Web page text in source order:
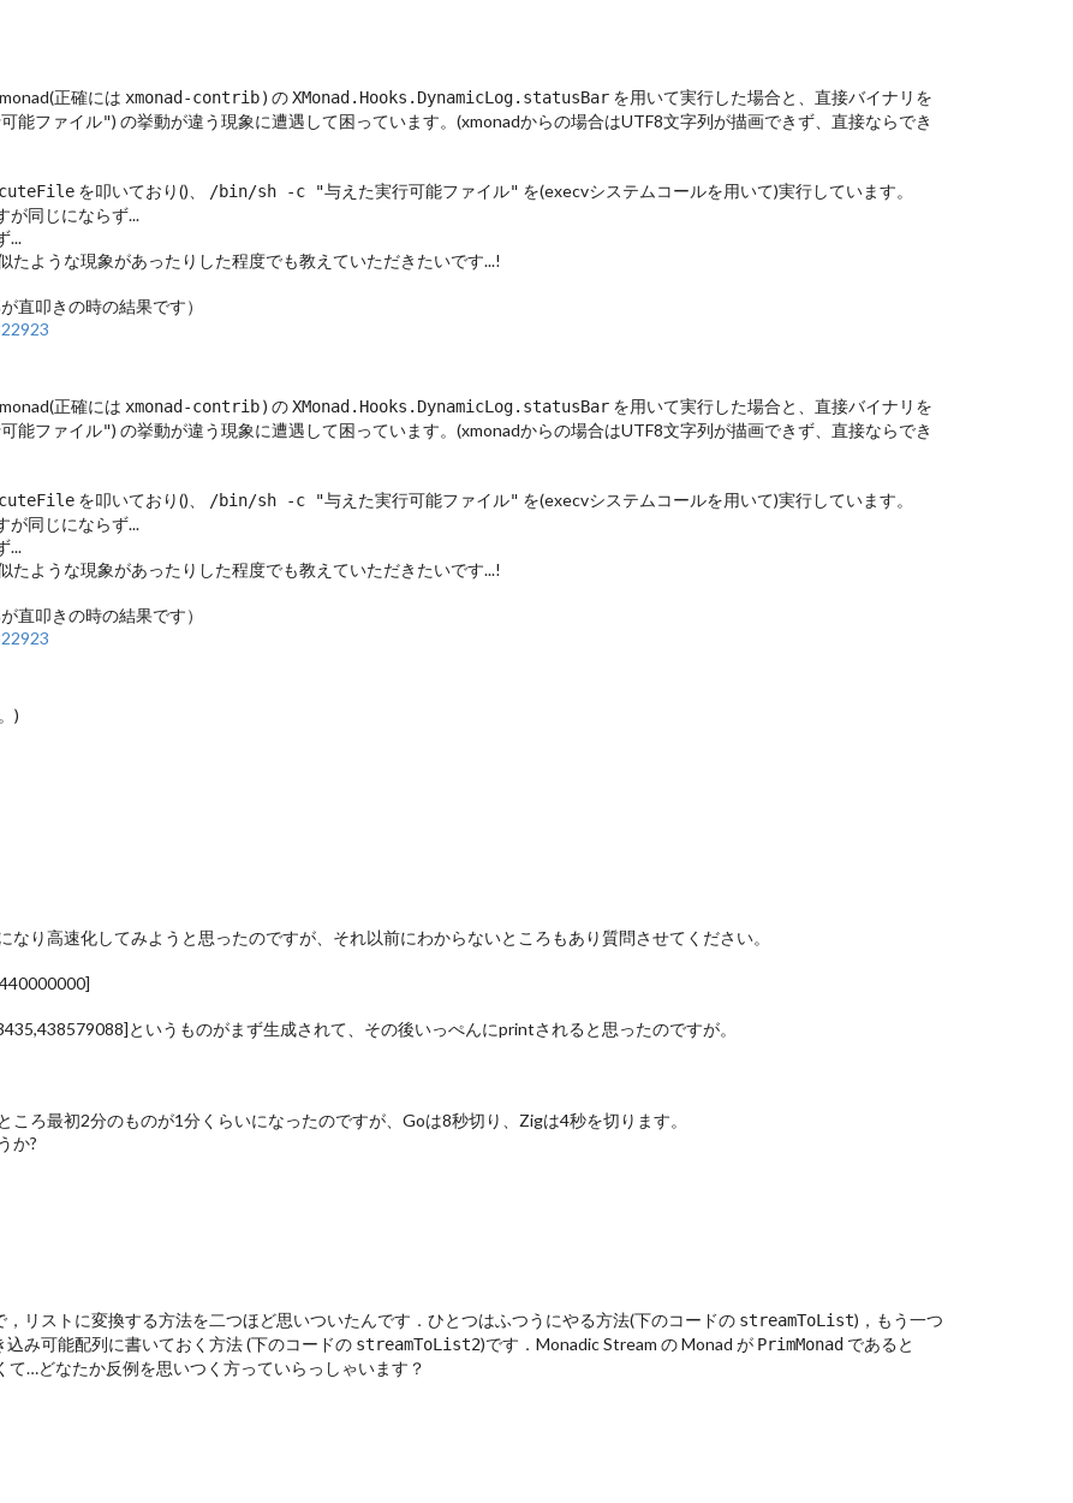
正確には xmonad-contrib) のXMonad.Hooks.DynamicLog.statusBarを用いて実行した場合と、直接バイナリを
能ファイル") の挙動が違う現象に遭遇して困っています。(xmonadからの場合はUTF8文字列が描画できず、直接ならでき
を叩いており()、 /bin/sh -c "与えた実行可能ファイル" を(execvシステムコールを用いて)実行しています。
が同じにならず...
...
ような現象があったりした程度でも教えていただきたいです...!
直叩きの時の結果です）
正確には xmonad-contrib) のXMonad.Hooks.DynamicLog.statusBarを用いて実行した場合と、直接バイナリを
能ファイル") の挙動が違う現象に遭遇して困っています。(xmonadからの場合はUTF8文字列が描画できず、直接ならでき
を叩いており()、 /bin/sh -c "与えた実行可能ファイル" を(execvシステムコールを用いて)実行しています。
が同じにならず...
...
ような現象があったりした程度でも教えていただきたいです...!
直叩きの時の結果です）
)
り高速化してみようと思ったのですが、それ以前にわからないところもあり質問させてください。
というものがまず生成されて、その後いっぺんにprintされると思ったのですが。
ろ最初2分のものが1分くらいになったのですが、Goは8秒切り、Zigは4秒を切ります。
か?
リストに変換する方法を二つほど思いついたんです．ひとつはふつうにやる方法(下のコードの streamToList)，もう一つ
み可能配列に書いておく方法 (下のコードの streamToList2)です．Monadic Stream の Monad が PrimMonadであると
…どなたか反例を思いつく方っていらっしゃいます？